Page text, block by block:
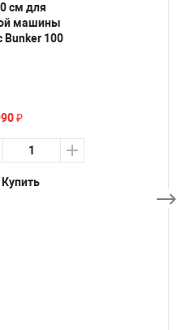
см для
машины
Bunker 100
₽
Купить